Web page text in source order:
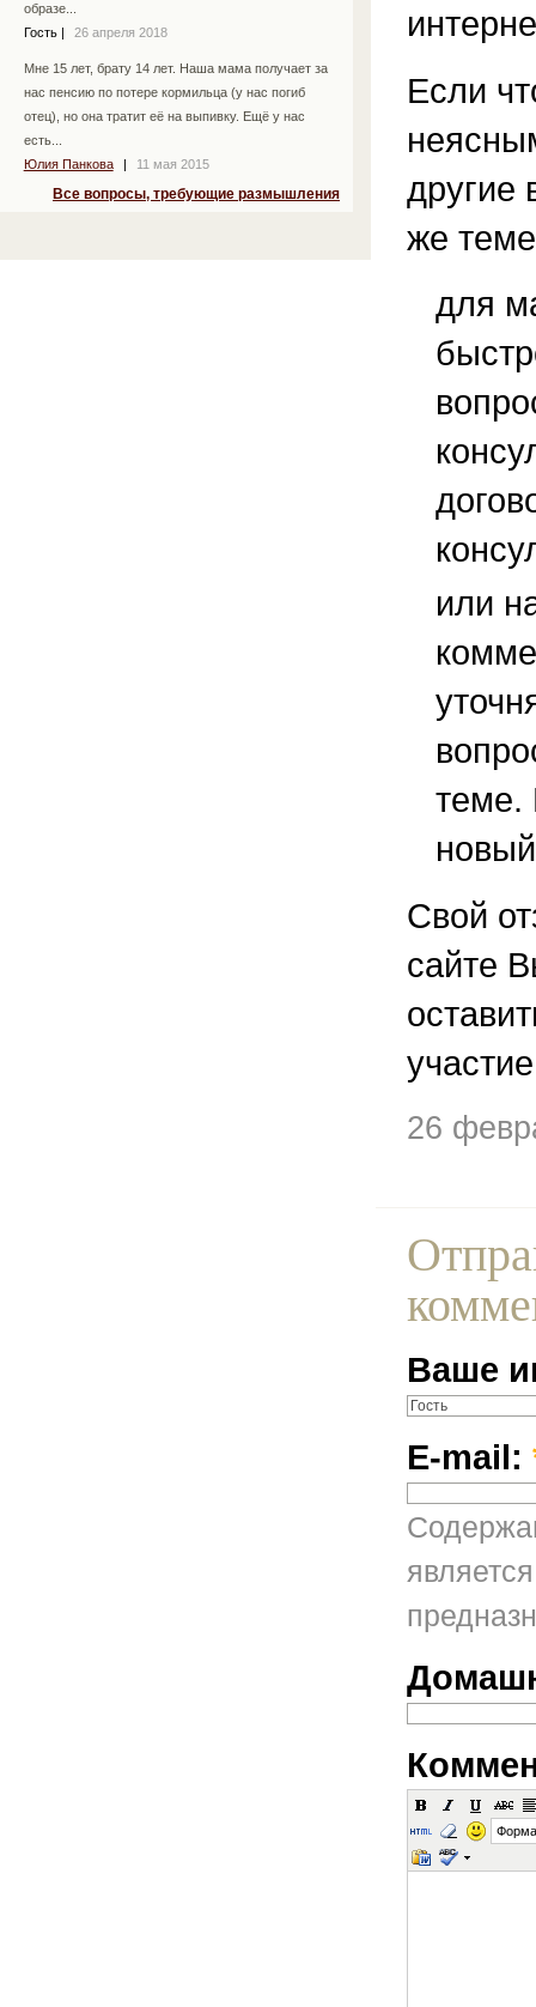
образе...
Гость
26 апреля 2018
Мне 15 лет, брату 14 лет. Наша мама получает за
нас пенсию по потере кормильца (у нас погиб
отец), но она тратит её на выпивку. Ещё у нас
есть...
Юлия Панкова
11 мая 2015
Все вопросы, требующие размышления
Если
другие
же
для
или
теме.
Свой
сайте
26
Ваше
E-mail: